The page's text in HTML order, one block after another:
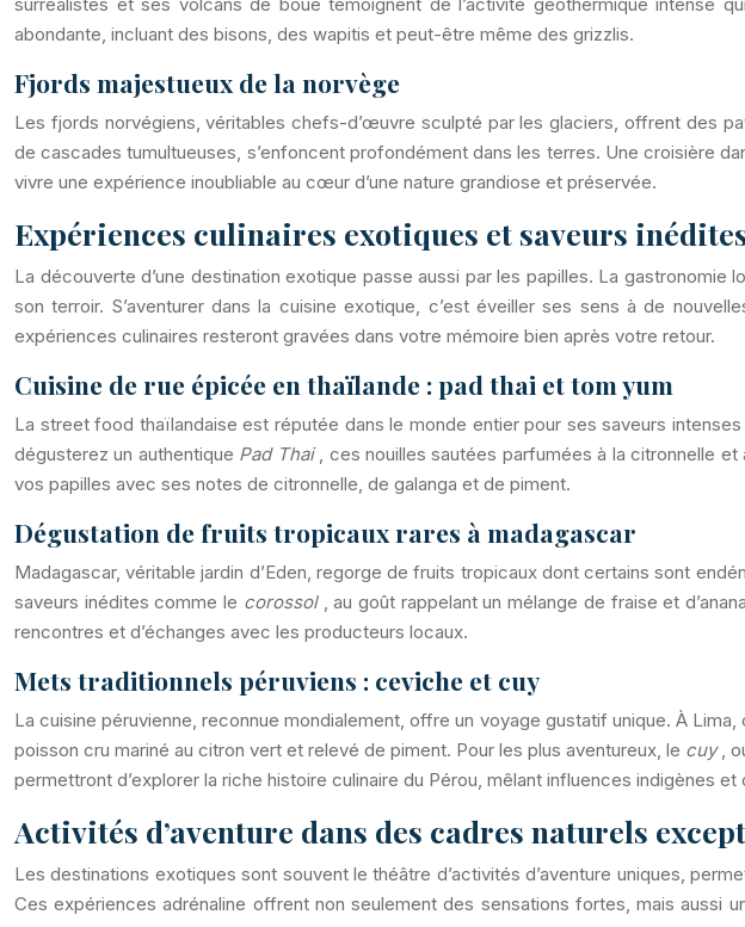
abondante, incluant des bisons, des wapitis et peut-être même des grizzlis.
Fjords majestueux de la norvège
Les fjords norvégiens, véritables chefs-d’œuvre sculpté par les glaciers, offrent des
de cascades tumultueuses, s’enfoncent profondément dans les terres. Une croisière
vivre une expérience inoubliable au cœur d’une nature grandiose et préservée.
Expériences culinaires exotiques et saveurs
La découverte d’une destination exotique passe aussi par les papilles. La
son terroir. S’aventurer dans la cuisine exotique, c’est éveiller ses sens à de
expériences culinaires resteront gravées dans votre mémoire bien après votre retour.
Cuisine de rue épicée en thaïlande : pad thai et tom yum
La street food thaïlandaise est réputée dans le monde entier pour ses saveurs
dégusterez un authentique Pad Thai, ces nouilles sautées parfumées à la citronnelle et
vos papilles avec ses notes de citronnelle, de galanga et de piment.
Dégustation de fruits tropicaux rares à madagascar
Madagascar, véritable jardin d’Eden, regorge de fruits tropicaux dont certains sont
saveurs inédites comme le corossol , au goût rappelant un mélange de fraise et
rencontres et d’échanges avec les producteurs locaux.
Mets traditionnels péruviens : ceviche et cuy
La cuisine péruvienne, reconnue mondialement, offre un voyage gustatif unique. À
poisson cru mariné au citron vert et relevé de piment. Pour les plus aventureux, le cuy,
permettront d’explorer la riche histoire culinaire du Pérou, mêlant influences indigènes et
Activités d’aventure dans des cadres naturels
Les destinations exotiques sont souvent le théâtre d’activités d’aventure uniques,
Ces expériences adrénaline offrent non seulement des sensations fortes, mais